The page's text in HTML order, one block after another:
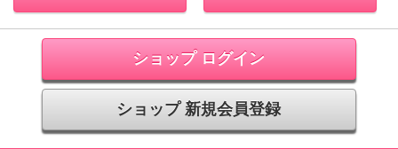
ショップ ログイン
ショップ 新規会員登録